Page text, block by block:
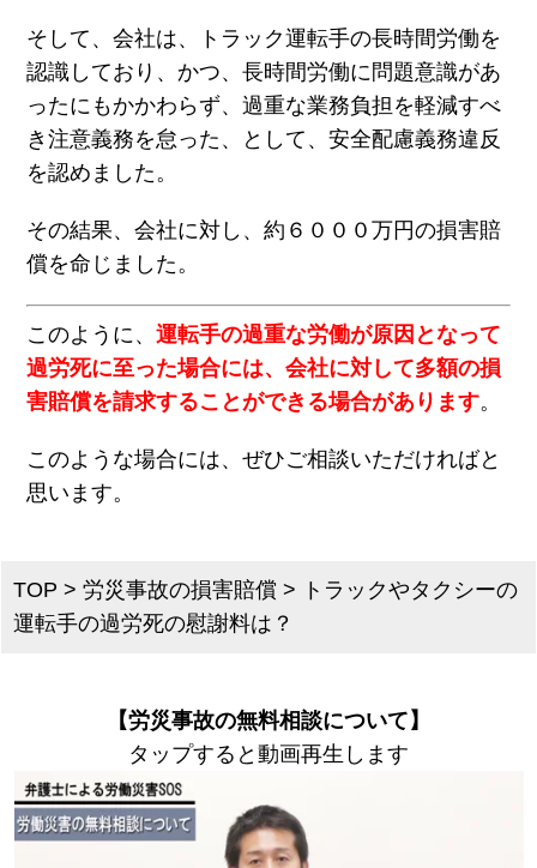
そして、会社は、トラック運転手の長時間労働を
認識しており、かつ、長時間労働に問題意識があ
ったにもかかわらず、過重な業務負担を軽減すべ
き注意義務を怠った、として、安全配慮義務違反
を認めました。
その結果、会社に対し、約６０００万円の損害賠
償を命じました。
このように、 運転手の過重な労働が原因となって
過労死に至った場合には、会社に対して多額の損
害賠償を請求することができる場合があります。
このような場合には、ぜひご相談いただければと
思います。
TOP >労災事故の損害賠償 >
トラックやタクシーの
運転手の過労死の慰謝料は？
【労災事故の無料相談について】
タップすると動画再生します